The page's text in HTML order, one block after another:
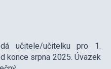
učitele/učitelku pro 1.
konce srpna 2025. Úvazek